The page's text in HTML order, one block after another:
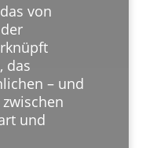
von
das
– und
und